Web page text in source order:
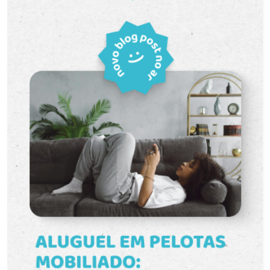
comodidade para o seu veículo. Localização
Parque Una: Fácil acesso a opções de lazer e
compras. * Região com Mercados e Farmácias:
Conveniência para o dia a dia. * Fácil acesso a
serviços essenciais e transporte público. Não
perca essa oportunidade. Agende sua visita e
conheça seu novo lar.